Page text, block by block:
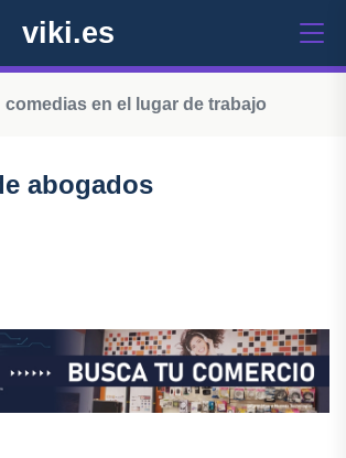
viki.es
comedias en el lugar de trabajo
abogados